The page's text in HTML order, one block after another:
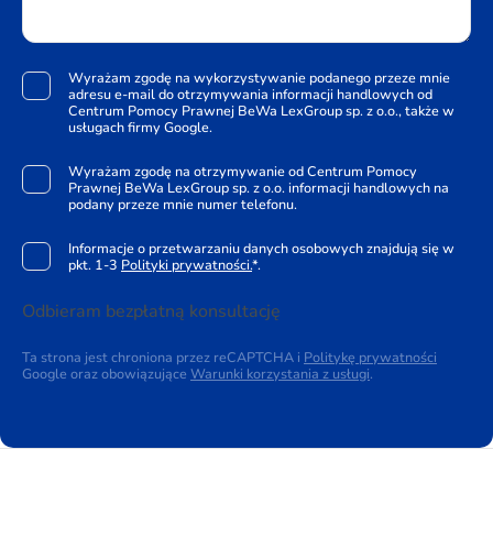
Wyrażam zgodę na wykorzystywanie podanego przeze mnie
adresu e-mail do otrzymywania informacji handlowych od
Centrum Pomocy Prawnej BeWa LexGroup sp. z o.o., także w
usługach firmy Google.
Wyrażam zgodę na otrzymywanie od Centrum Pomocy
Prawnej BeWa LexGroup sp. z o.o. informacji handlowych na
podany przeze mnie numer telefonu.
Informacje o przetwarzaniu danych osobowych znajdują się w
pkt. 1-3 Polityki prywatności.*.
Odbieram bezpłatną konsultację
Ta strona jest chroniona przez reCAPTCHA i Politykę prywatności
Google oraz obowiązujące Warunki korzystania z usługi.